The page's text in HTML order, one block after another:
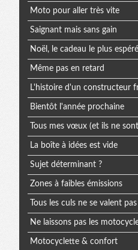
Moto pour aller très vite
Saignant mais sans gain
Noël, le cadeau le plus
Même pas en retard
L'histoire d'un constructeur
Bientôt l'année prochaine
Tous mes vœux (et ils ne
La boîte à idées est vide
Sujet déterminant ?
Zones à faibles émissions
Tous les culs ne se valent pas
Ne laissons pas les
Motocyclette & confort